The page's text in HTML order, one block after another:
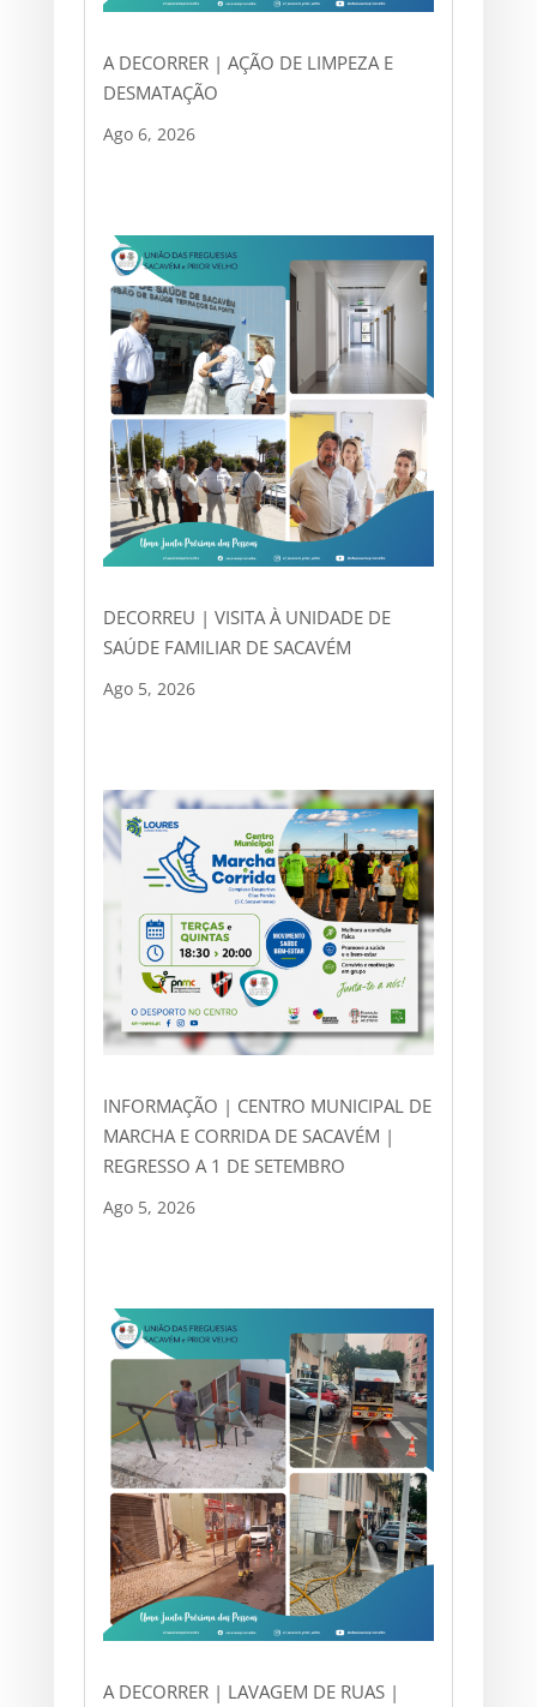
A DECORRER | AÇÃO DE LIMPEZA E
DESMATAÇÃO
Ago 6, 2026
DECORREU | VISITA À UNIDADE DE
SAÚDE FAMILIAR DE SACAVÉM
Ago 5, 2026
INFORMAÇÃO | CENTRO MUNICIPAL DE
MARCHA E CORRIDA DE SACAVÉM |
REGRESSO A 1 DE SETEMBRO
Ago 5, 2026
A DECORRER | LAVAGEM DE RUAS |